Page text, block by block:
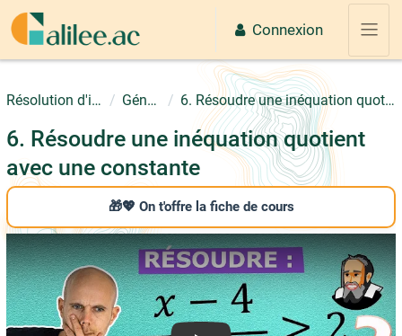
Passer au contenu principal
Connexion
Résolution d'inéquations Généralités 6. Résoudre une inéquation quotient avec une constante
6. Résoudre une inéquation quotient
avec une constante
🎁💖 On t'offre la fiche de cours